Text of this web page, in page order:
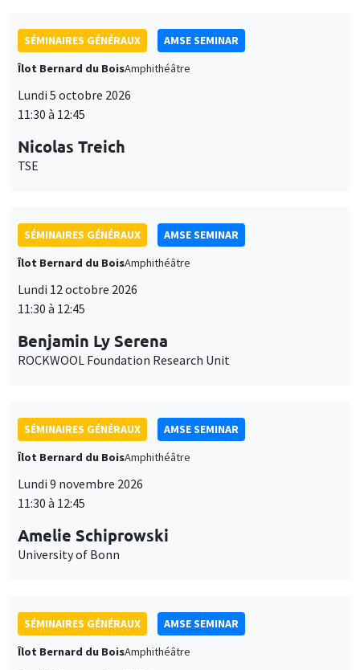
SÉMINAIRES GÉNÉRAUX
AMSE SEMINAR
Îlot Bernard du BoisAmphithéâtre
Lundi 5 octobre 2026
11:30 à 12:45
Nicolas Treich
TSE
SÉMINAIRES GÉNÉRAUX
AMSE SEMINAR
Îlot Bernard du BoisAmphithéâtre
Lundi 12 octobre 2026
11:30 à 12:45
Benjamin Ly Serena
ROCKWOOL Foundation Research Unit
SÉMINAIRES GÉNÉRAUX
AMSE SEMINAR
Îlot Bernard du BoisAmphithéâtre
Lundi 9 novembre 2026
11:30 à 12:45
Amelie Schiprowski
University of Bonn
SÉMINAIRES GÉNÉRAUX
AMSE SEMINAR
Îlot Bernard du BoisAmphithéâtre